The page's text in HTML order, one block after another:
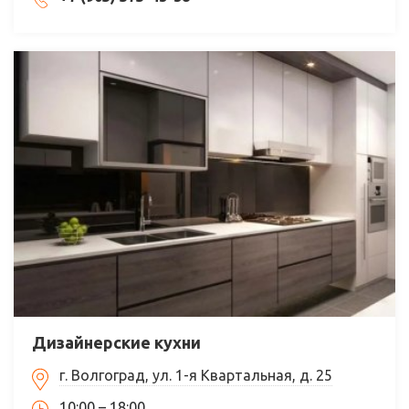
Дизайнерские кухни
г. Волгоград, ул. 1-я Квартальная, д. 25